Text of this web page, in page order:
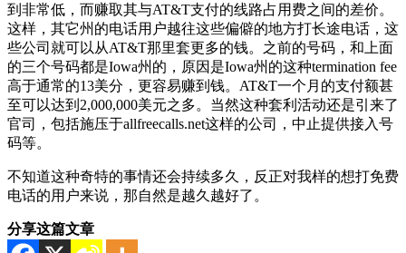
到非常低，而赚取其与AT&T支付的线路占用费之间的差价。
这样，其它州的电话用户越往这些偏僻的地方打长途电话，这
些公司就可以从AT&T那里套更多的钱。之前的号码，和上面
的三个号码都是Iowa州的，原因是Iowa州的这种termination fee
高于通常的13美分，更容易赚到钱。AT&T一个月的支付额甚
至可以达到2,000,000美元之多。当然这种套利活动还是引来了
官司，包括施压于allfreecalls.net这样的公司，中止提供接入号
码等。
不知道这种奇特的事情还会持续多久，反正对我样的想打免费
电话的用户来说，那自然是越久越好了。
分享这篇文章